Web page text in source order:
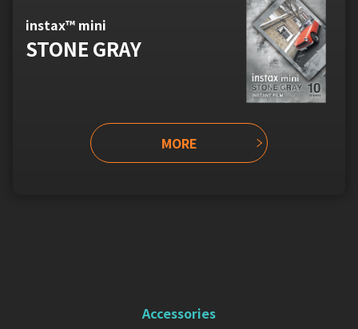
instax™ mini
STONE GRAY
MORE
Accessories